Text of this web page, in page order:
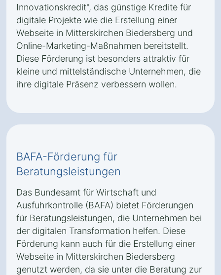
Innovationskredit", das günstige Kredite für
digitale Projekte wie die Erstellung einer
Webseite in Mitterskirchen Biedersberg und
Online-Marketing-Maßnahmen bereitstellt.
Diese Förderung ist besonders attraktiv für
kleine und mittelständische Unternehmen, die
ihre digitale Präsenz verbessern wollen.
BAFA-Förderung für
Beratungsleistungen
Das Bundesamt für Wirtschaft und
Ausfuhrkontrolle (BAFA) bietet Förderungen
für Beratungsleistungen, die Unternehmen bei
der digitalen Transformation helfen. Diese
Förderung kann auch für die Erstellung einer
Webseite in Mitterskirchen Biedersberg
genutzt werden, da sie unter die Beratung zur